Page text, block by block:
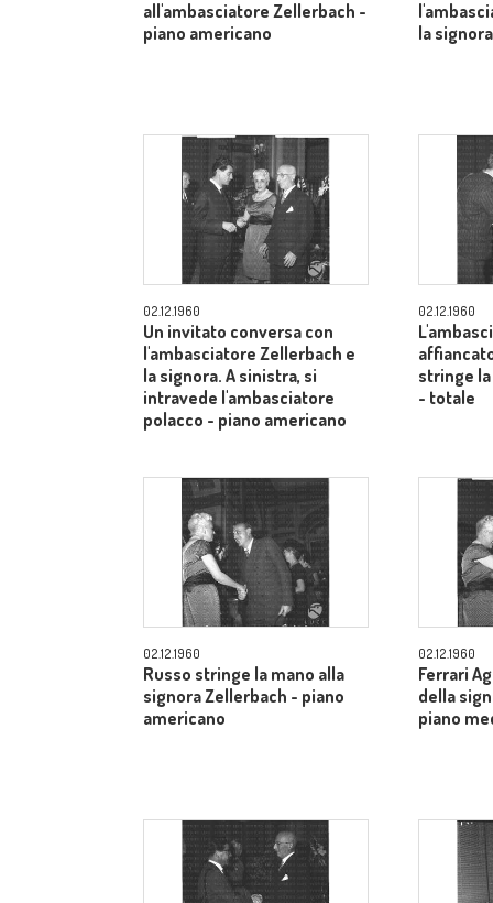
all'ambasciatore Zellerbach -
piano americano
la
02.12.1960
Un invitato conversa con
l'ambasciatore Zellerbach e
la signora. A sinistra, si
intravede l'ambasciatore
polacco - piano americano
02.12.1960
stringe
- totale
02.12.1960
Russo stringe la mano alla
signora Zellerbach - piano
americano
02.12.1960
Ferrari
della
piano